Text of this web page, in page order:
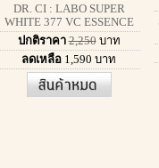
DR. CI : LABO SUPER
WHITE 377 VC ESSENCE
ปกติราคา 2,250บาท
ลดเหลือ 1,590 บาท